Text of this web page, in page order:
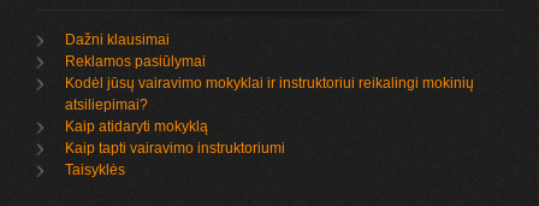
Dažni klausimai
Reklamos pasiūlymai
Kodėl jūsų vairavimo mokyklai ir instruktoriui reikalingi mokinių
atsiliepimai?
Kaip atidaryti mokyklą
Kaip tapti vairavimo instruktoriumi
Taisyklės